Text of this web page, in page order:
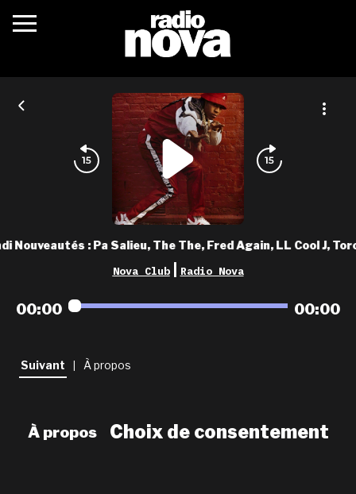
c’était quoi ?
actualités
podcasts
fréquences
nova aime
les grilles
playlists
newsletter
Nouveautés : Pa Salieu, The The, Fred Again, LL Cool J,
Nova Club Radio Nova
00:00 00:00
Suivant À propos
À propos Choix de consentement